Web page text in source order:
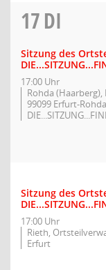
17DI
Sitzung des
17:00 Uhr
Rohda
99099 Erfurt-
Sitzung des
17:00 Uhr
Rieth,
Erfurt